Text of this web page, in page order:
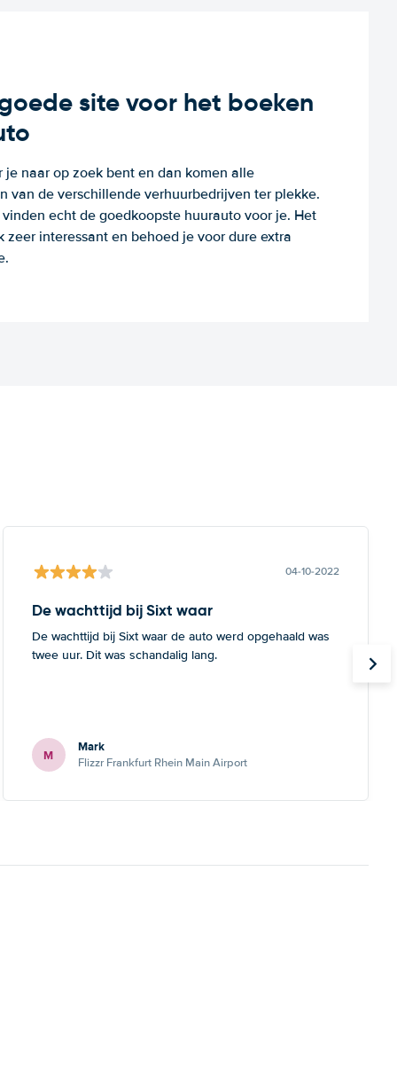
site voor het boeken
naar op zoek bent en dan komen alle
van de verschillende verhuurbedrijven ter plekke.
echt de goedkoopste huurauto voor je. Het
zeer interessant en behoed je voor dure extra
04-10-2022
De wachttijd bij Sixt waar
De wachttijd bij Sixt waar de auto werd opgehaald was
twee uur. Dit was schandalig lang.
M Mark
Flizzr Frankfurt Rhein Main Airport